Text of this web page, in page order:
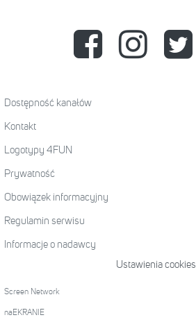
Dostępność kanałów
Kontakt
Logotypy 4FUN
Prywatność
Obowiązek informacyjny
Regulamin serwisu
Informacje o nadawcy
Ustawienia cookies
Screen Network
naEKRANIE